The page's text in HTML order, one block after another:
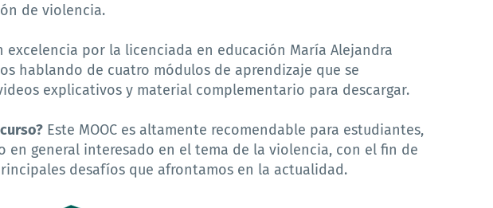
de violencia.
excelencia por la licenciada en educación María Alejandra
hablando de cuatro módulos de aprendizaje que se
explicativos y material complementario para descargar.
Este MOOC es altamente recomendable para estudiantes,
en general interesado en el tema de la violencia, con el fin de
desafíos que afrontamos en la actualidad.